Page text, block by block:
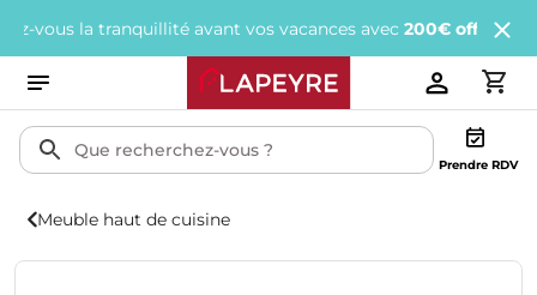
la tranquillité avant vos vacances avec200€ offertstous les
Prendre RDV
Meuble haut de cuisine